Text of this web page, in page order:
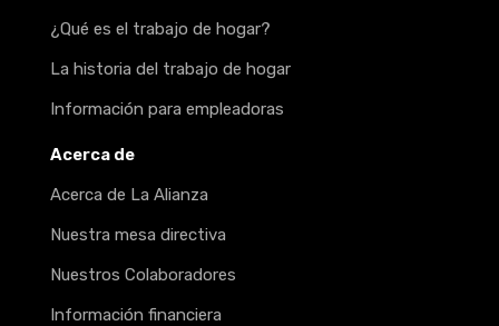
¿Qué es el trabajo de hogar?
La historia del trabajo de hogar
Información para empleadoras
Acerca de
Acerca de La Alianza
Nuestra mesa directiva
Nuestros Colaboradores
Información financiera